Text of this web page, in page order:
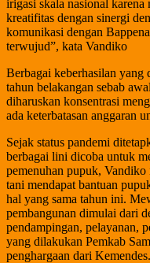
irigasi skala nasional karena
kreatifitas dengan sinergi
komunikasi dengan
terwujud”, kata Vandiko
Berbagai keberhasilan
tahun belakangan sebab
diharuskan konsentrasi
ada keterbatasan anggaran
Sejak status pandemi
berbagai lini dicoba untuk
pemenuhan pupuk,
tani mendapat bantuan
hal yang sama tahun ini.
pembangunan dimulai dari
pendampingan, pelayanan,
yang dilakukan Pemkab
penghargaan dari Kemendes.